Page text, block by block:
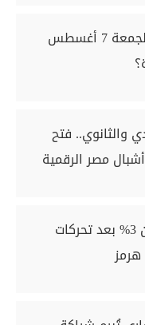
سعر الذهب اليوم الجمعة 7 أغسطس
والثانوي.. فتح
مصر الرقمية
النفط يقفز بأكثر من 3% بعد تحركات